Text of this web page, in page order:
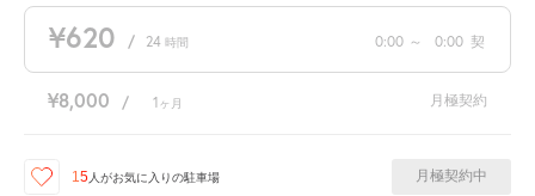
¥620 / 24 時間 0:00 ～ 0:00 契
¥8,000 / 1 ヶ月 月極契約
15 人がお気に入りの駐車場 月極契約中